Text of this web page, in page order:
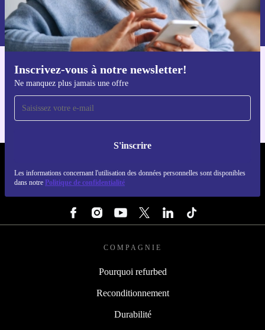
Inscrivez-vous à notre newsletter!
Ne manquez plus jamais une offre
S'inscrire
Les informations concernant l'utilisation des données personnelles sont disponibles
dans notre Politique de confidentialité
Retrouvez les informations sur l'utilisation des données personnelles
dans notre
politique de confidentialité.
Téléchargez l'application refurbed
Pour iOS et Android
COMPAGNIE
Pourquoi refurbed
Reconditionnement
Durabilité